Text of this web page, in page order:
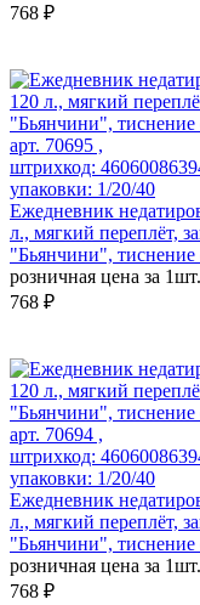
768 ₽
арт. 70695 ,
штрихкод:
упаковки: 1/20/40
Ежедневник
л., мягкий переплёт,
"Бьянчини", тиснение
розничная цена за 1шт.
768 ₽
арт. 70694 ,
штрихкод:
упаковки: 1/20/40
Ежедневник
л., мягкий переплёт,
"Бьянчини", тиснение
розничная цена за 1шт.
768 ₽